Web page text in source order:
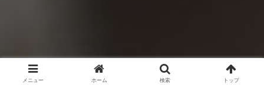
メニュー ホーム 検索 トップ